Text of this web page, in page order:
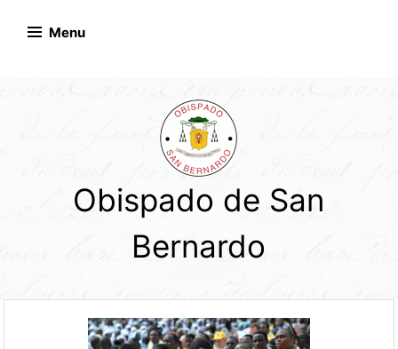
Menu
Obispado de San
Bernardo